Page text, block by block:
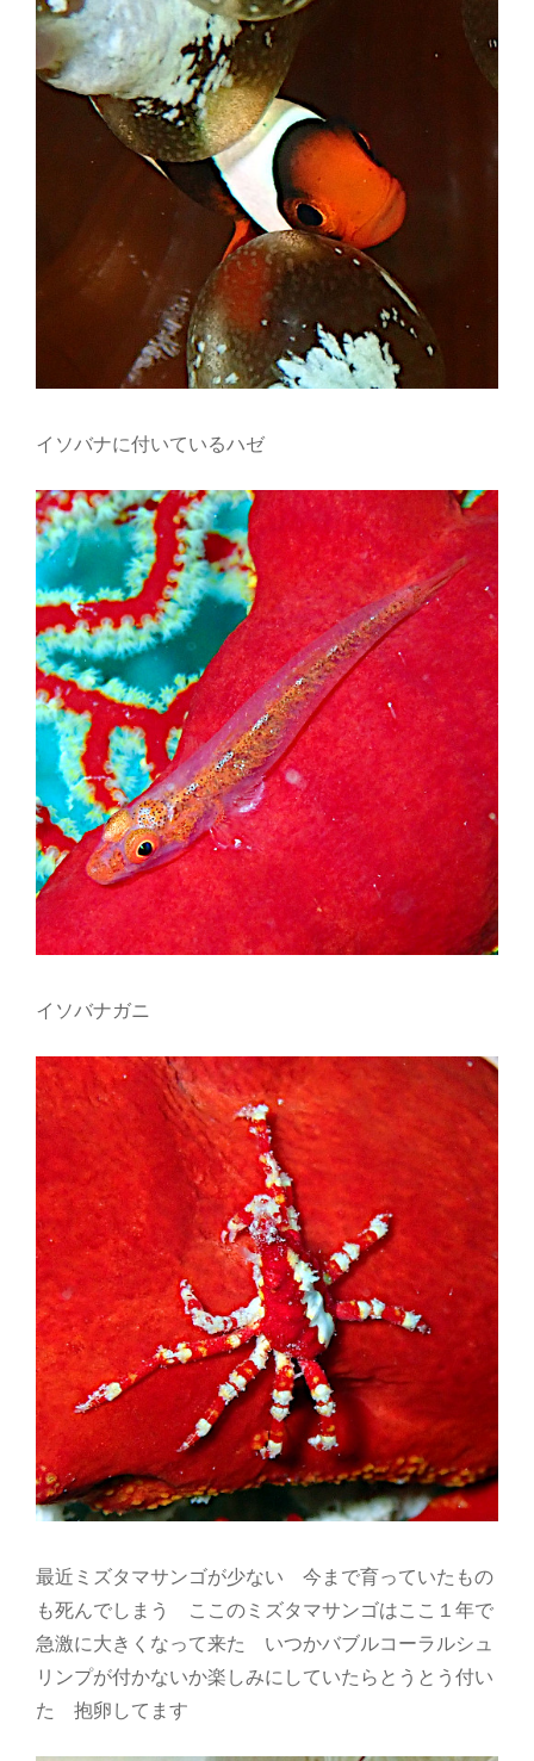
イソバナに付いているハゼ
イソバナガニ
最近ミズタマサンゴが少ない 今まで育っていたもの
も死んでしまう ここのミズタマサンゴはここ１年で
急激に大きくなって来た いつかバブルコーラルシュ
リンプが付かないか楽しみにしていたらとうとう付い
た 抱卵してます